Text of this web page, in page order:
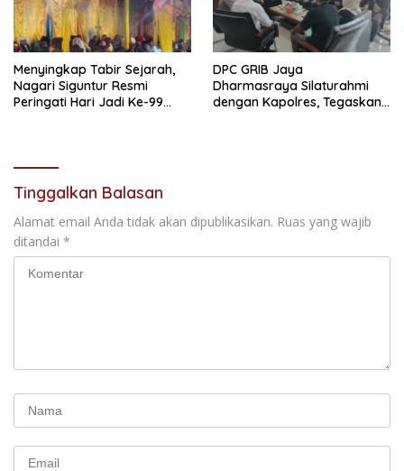
Menyingkap Tabir Sejarah,
Nagari Siguntur Resmi
Peringati Hari Jadi Ke-99
DPC GRIB Jaya
Dharmasraya Silaturahmi
dengan Kapolres, Tegaskan
Tinggalkan Balasan
Alamat email Anda tidak akan dipublikasikan. Ruas yang wajib
ditandai *